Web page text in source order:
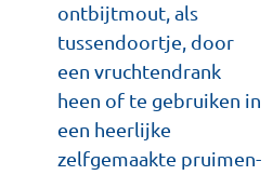
ontbijtmout, als
tussendoortje, door
een vruchtendrank
heen of te gebruiken in
een heerlijke
zelfgemaakte pruimen-